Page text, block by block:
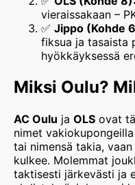
vieraissakaan –
✅ Jippo (Kohde
fiksua ja tasaista
hyökkäyksessä
Miksi Oulu?
AC Oulu ja OLS ovat
nimet
tai nimensä takia,
kulkee. Molemmat
taktisesti järkevästi ja